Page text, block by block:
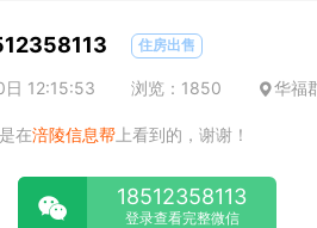
住房出售
日 12:15:53 浏览：1850 华福
在涪陵信息帮 上看到的，谢谢！
18512358113
登录查看完整微信